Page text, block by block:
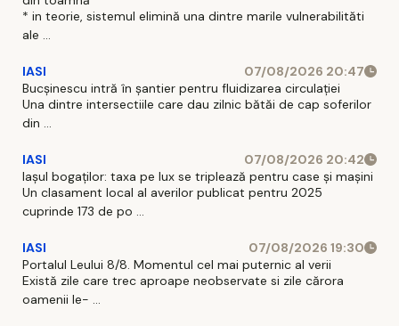
* in teorie, sistemul elimină una dintre marile vulnerabilităti
ale ...
IASI
07/08/2026 20:47
Bucșinescu intră în șantier pentru fluidizarea circulației
Una dintre intersectiile care dau zilnic bătăi de cap soferilor
din ...
IASI
07/08/2026 20:42
Iașul bogaților: taxa pe lux se triplează pentru case și mașini
Un clasament local al averilor publicat pentru 2025
cuprinde 173 de po ...
IASI
07/08/2026 19:30
Portalul Leului 8/8. Momentul cel mai puternic al verii
Există zile care trec aproape neobservate si zile cărora
oamenii le- ...